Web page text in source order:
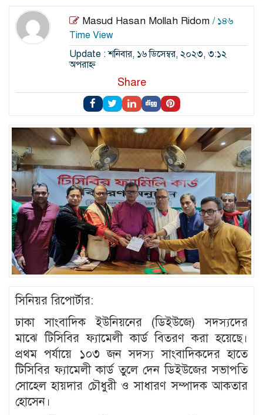
Masud Hasan Mollah Ridom / ১৪৬
Time View
Update : শনিবার, ১৬ ডিসেম্বর, ২০২৩, ৩:১২
অপরাহ্ন
Share
সিনিয়র রিপোর্টার:
ঢাকা সাংবাদিক ইউনিয়নের (ডিইউজে) সদস্যদের
মাঝে টিসিবির ফ্যামেলী কার্ড বিতরণ করা হয়েছে।
প্রথম পর্যায়ে ১০৩ জন সদস্য সাংবাদিকদের হাতে
টিসিবির ফ্যামেলী কার্ড তুলে দেন ডিইউজের সভাপতি
সোহেল হায়দার চৌধুরী ও সাধারণ সম্পাদক আকতার
হোসেন।